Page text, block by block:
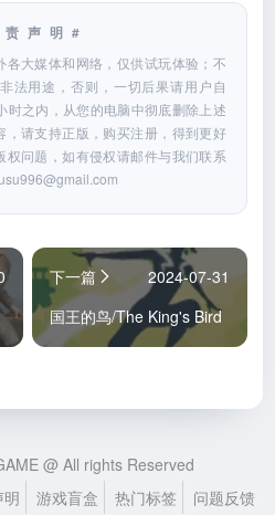
声明#
大媒体和网络，仅供试玩体验；不
法用途，否则，一切后果请用户自
时之内，从您的电脑中彻底删除上述
，请支持正版，购买注册，得到更好
权问题，如有侵权请邮件与我们联系
下一篇
2024-07-31
国王的鸟/The King's Bird
@ All rights Reserved
明 游戏盲盒 热门标签 问题反馈